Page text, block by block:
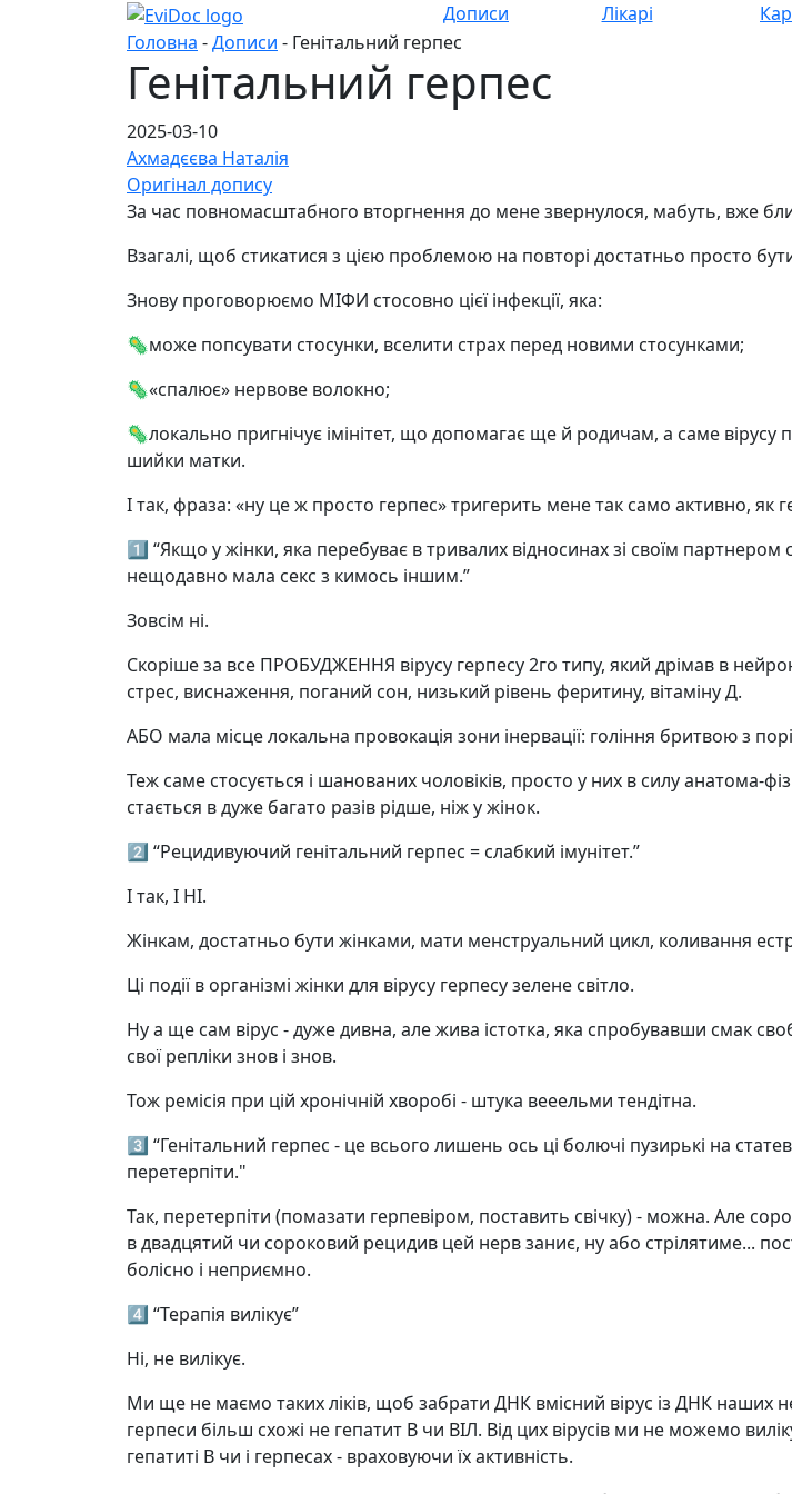
Дописи Лікарі
Головна -Дописи - Генітальний герпес
Генітальний герпес
2025-03-10
Ахмадєєва Наталія
Оригінал допису
За час повномасштабного вторгнення до мене звернулося, мабуть, вже
Взагалі, щоб стикатися з цією проблемою на повторі достатньо просто
Знову проговорюємо МІФИ стосовно цієї інфекції, яка:
🦠може попсувати стосунки, вселити страх перед новими стосунками;
🦠«спалює» нервове волокно;
🦠локально пригнічує імінітет, що допомагає ще й родичам, а саме
шийки матки.
І так, фраза: «ну це ж просто герпес» тригерить мене так само активно, як
1️⃣ “Якщо у жінки, яка перебуває в тривалих відносинах зі своїм партнером
нещодавно мала секс з кимось іншим.”
Зовсім ні.
Скоріше за все ПРОБУДЖЕННЯ вірусу герпесу 2го типу, який дрімав в
стрес, виснаження, поганий сон, низький рівень феритину, вітаміну Д.
АБО мала місце локальна провокація зони інервації: гоління бритвою з
Теж саме стосується і шанованих чоловіків, просто у них в силу анатома-
стається в дуже багато разів рідше, ніж у жінок.
2️⃣ “Рецидивуючий генітальний герпес = слабкий імунітет.”
І так, І НІ.
Жінкам, достатньо бути жінками, мати менструальний цикл, коливання
Ці події в організмі жінки для вірусу герпесу зелене світло.
Ну а ще сам вірус - дуже дивна, але жива істотка, яка спробувавши смак
свої репліки знов і знов.
Тож ремісія при цій хронічній хворобі - штука вееельми тендітна.
3️⃣ “Генітальний герпес - це всього лишень ось ці болючі пузирькі на
перетерпіти."
Так, перетерпіти (помазати герпевіром, поставить свічку) - можна. Але
в двадцятий чи сороковий рецидив цей нерв заниє, ну або стрілятиме...
болісно і неприємно.
4️⃣ “Терапія вилікує”
Ні, не вилікує.
Ми ще не маємо таких ліків, щоб забрати ДНК вмісний вірус із ДНК наших
герпеси більш схожі не гепатит В чи ВІЛ. Від цих вірусів ми не можемо
гепатиті В чи і герпесах - враховуючи їх активність.